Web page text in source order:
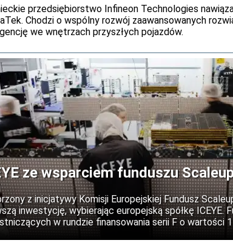
przedsiębiorstwo Infineon Technologies
Chodzi o wspólny rozwój zaawansowanych
we wnętrzach przyszłych pojazdów.
ze wsparciem funduszu
z inicjatywy Komisji Europejskiej Fundusz
inwestycję, wybierając europejską spółkę ICEYE.
w rundzie finansowania serii F o wartości 1